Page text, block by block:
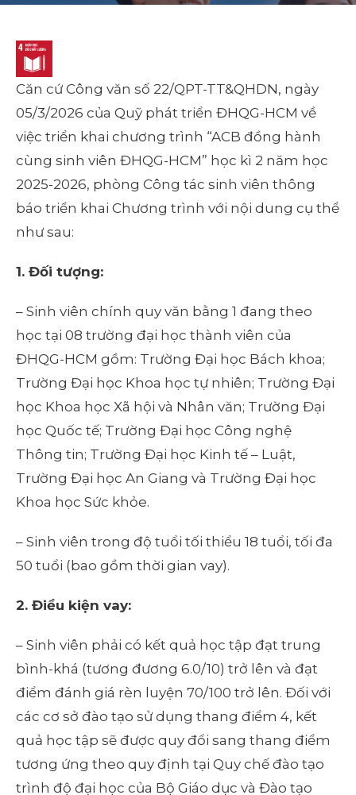
Căn cứ Công văn số 22/QPT-TT&QHDN, ngày
05/3/2026 của Quỹ phát triển ĐHQG-HCM về
việc triển khai chương trình “ACB đồng hành
cùng sinh viên ĐHQG-HCM” học kì 2 năm học
2025-2026, phòng Công tác sinh viên thông
báo triển khai Chương trình với nội dung cụ thể
như sau:
1. Đối tượng:
– Sinh viên chính quy văn bằng 1 đang theo
học tại 08 trường đại học thành viên của
ĐHQG-HCM gồm: Trường Đại học Bách khoa;
Trường Đại học Khoa học tự nhiên; Trường Đại
học Khoa học Xã hội và Nhân văn; Trường Đại
học Quốc tế; Trường Đại học Công nghệ
Thông tin; Trường Đại học Kinh tế – Luật,
Trường Đại học An Giang và Trường Đại học
Khoa học Sức khỏe.
– Sinh viên trong độ tuổi tối thiểu 18 tuổi, tối đa
50 tuổi (bao gồm thời gian vay).
2. Điều kiện vay:
– Sinh viên phải có kết quả học tập đạt trung
bình-khá (tương đương 6.0/10) trở lên và đạt
điểm đánh giá rèn luyện 70/100 trở lên. Đối với
các cơ sở đào tạo sử dụng thang điểm 4, kết
quả học tập sẽ được quy đổi sang thang điểm
tương ứng theo quy định tại Quy chế đào tạo
trình độ đại học của Bộ Giáo dục và Đào tạo